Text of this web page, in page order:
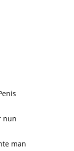
nun
man